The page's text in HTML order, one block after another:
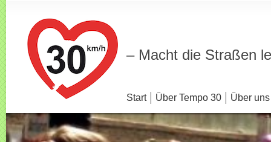
– Macht die Straßen
Start Über Tempo 30 Über uns